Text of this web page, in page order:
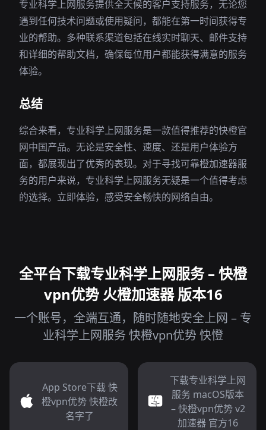
专业科学上网服务提供全天候的客户支持服务，无论您
遇到任何技术问题或使用疑问，都能在第一时间获得专
业的帮助。多种联系渠道包括在线实时聊天、邮件支持
和详细的帮助文档，确保每位用户都能获得满意的服务
体验。
总结
综合来看，专业科学上网服务是一款值得推荐的快橙官
网中国产品。无论是安全性、速度、还是用户体验方
面，都展现出了优秀的表现。对于寻找可靠橙加速器服
务的用户来说，专业科学上网服务无疑是一个值得考虑
的选择。立即体验，感受安全畅快的网络自由。
全平台下载专业科学上网服务 – 快橙
vpn优势 火橙加速器 版本16
一个账号，全端互通，随时随地安全上网 – 专
业科学上网服务 快橙vpn优势 快憕
App Store下载 快
橙vpn优势 快橙改
名字了
下载专业科学上网
服务 macOS版本
– 快橙vpn优势 v2
加速器 官方16